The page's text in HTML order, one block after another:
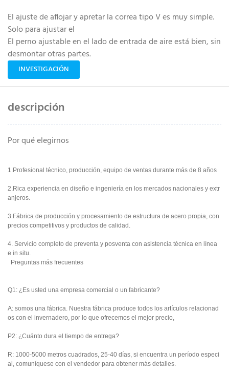
El ajuste de aflojar y apretar la correa tipo V es muy simple.
Solo para ajustar el
El perno ajustable en el lado de entrada de aire está bien, sin
desmontar otras partes.
INVESTIGACIÓN
descripción
Por qué elegirnos
1.Profesional técnico, producción, equipo de ventas durante más de 8 años
2.Rica experiencia en diseño e ingeniería en los mercados nacionales y extr
anjeros.
3.Fábrica de producción y procesamiento de estructura de acero propia, con
precios competitivos y productos de calidad.
4. Servicio completo de preventa y posventa con asistencia técnica en línea
e in situ.
Preguntas más frecuentes
Q1: ¿Es usted una empresa comercial o un fabricante?
A: somos una fábrica. Nuestra fábrica produce todos los artículos relacionad
os con el invernadero, por lo que ofrecemos el mejor precio,
P2: ¿Cuánto dura el tiempo de entrega?
R: 1000-5000 metros cuadrados, 25-40 días, si encuentra un período especi
al, comuníquese con el vendedor para obtener más detalles.